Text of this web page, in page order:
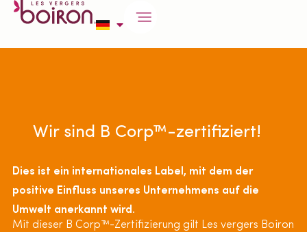
Wir sind B Corp™-zertifiziert!
Dies ist ein internationales Label, mit dem der
positive Einfluss unseres Unternehmens auf die
Umwelt anerkannt wird.
Mit dieser B Corp™-Zertifizierung gilt Les vergers Boiron